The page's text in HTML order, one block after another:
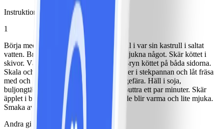
Instruktioner
1
Börja med att koka potatis och brysselkål i var sin kastrull i saltat
vatten. Brysselkålen ska bara börja att mjukna något. Skär köttet i
skivor. Värm margarin i en stekpanna. Bryn köttet på båda sidorna.
Skala och skär löken i skivor och lägg ner i stekpannan och låt fräsa
med och få färg. Strö över kanel och ingefära. Häll i soja,
buljongtärning, vatten och grädde. Låt puttra ett par minuter. Skär
äpplet i bitar och lägg ner i såsen så att de blir varma och lite mjuka.
Smaka av såsen med salt och peppar.
Andra gillade också